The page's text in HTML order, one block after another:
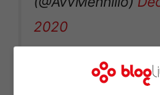
2020
Lascia, è il caso di dirlo,